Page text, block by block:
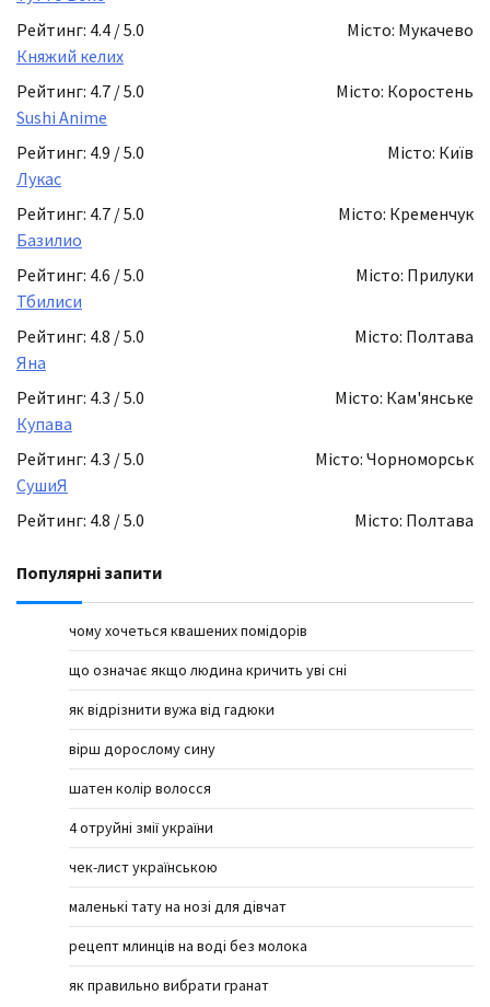
Рейтинг: 4.4 / 5.0
Місто: Мукачево
Княжий келих
Рейтинг: 4.7 / 5.0
Місто: Коростень
Sushi Anime
Рейтинг: 4.9 / 5.0
Місто: Київ
Лукас
Рейтинг: 4.7 / 5.0
Місто: Кременчук
Базилио
Рейтинг: 4.6 / 5.0
Місто: Прилуки
Тбилиси
Рейтинг: 4.8 / 5.0
Місто: Полтава
Яна
Рейтинг: 4.3 / 5.0
Місто: Кам'янське
Купава
Рейтинг: 4.3 / 5.0
Місто: Чорноморськ
СушиЯ
Рейтинг: 4.8 / 5.0
Місто: Полтава
Популярні запити
чому хочеться квашених помідорів
що означає якщо людина кричить уві сні
як відрізнити вужа від гадюки
вірш дорослому сину
шатен колір волосся
4 отруйні змії україни
чек-лист українською
маленькі тату на нозі для дівчат
рецепт млинців на воді без молока
як правильно вибрати гранат